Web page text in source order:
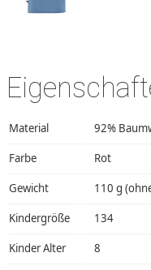
Material 92%
Farbe Rot
Gewicht 110 g
Kindergröße 134
Kinder Alter 8